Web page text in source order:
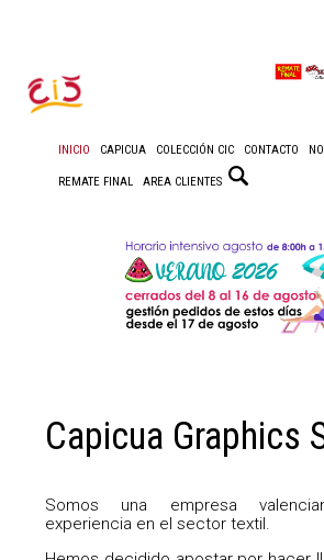
INICIO CAPICUA COLECCIÓN CIC CONTACTO
REMATE FINAL AREA CLIENTES
Capicua Graphics
Somos una empresa
experiencia en el sector textil.